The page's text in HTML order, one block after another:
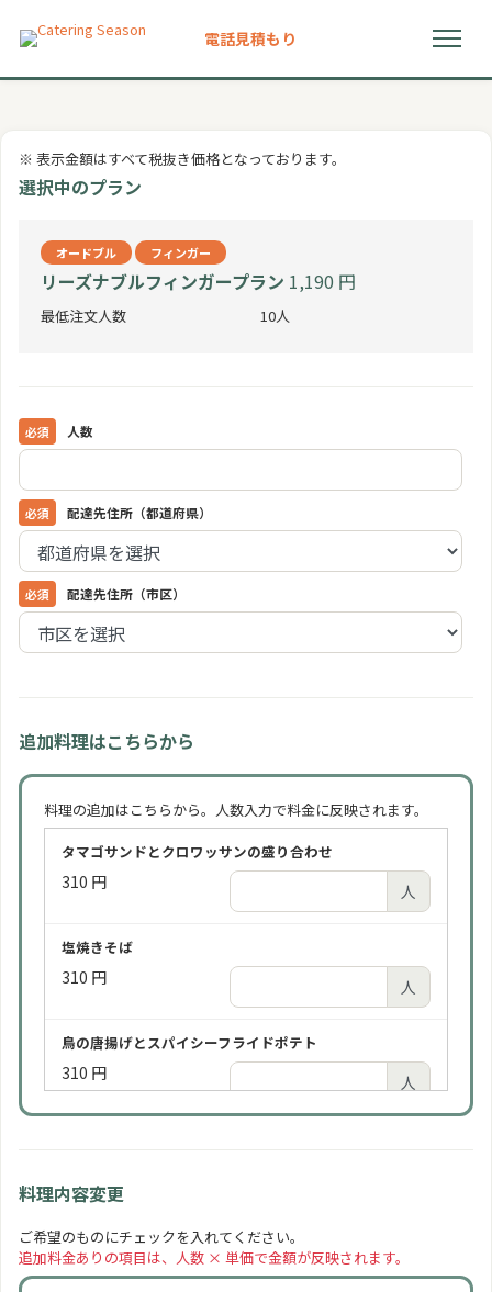
選ばれる理由
プラン
ドリンクメニュー
よくある質問
電話見積もり
※ 表示金額はすべて税抜き価格となっております。
選択中のプラン
オードブル フィンガー
リーズナブルフィンガープラン 1,190 円
最低注文人数 10人
人数
配達先住所（都道府県）
配達先住所（市区）
料理内容変更
ご希望のものにチェックを入れてください。
追加料金ありの項目は、人数 × 単価で金額が反映されます。
追加料理はこちらから
料理の追加はこちらから。人数入力で料金に反映されます。
タマゴサンドとクロワッサンの盛り合わせ
310 円 人
塩焼きそば
310 円 人
鳥の唐揚げとスパイシーフライドポテト
310 円 人
手まり寿司といなり寿司の盛り合わせ
350 円 人